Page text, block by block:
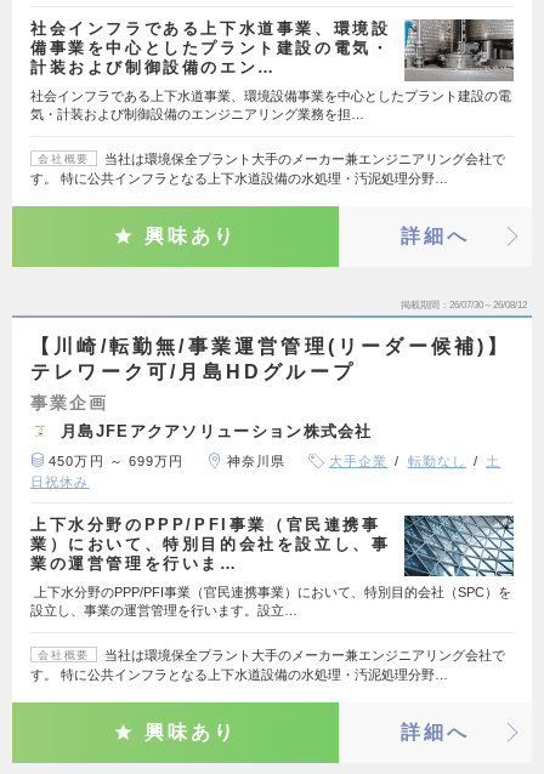
社会インフラである上下水道事業、環境設
備事業を中心としたプラント建設の電気・
計装および制御設備のエン…
社会インフラである上下水道事業、環境設備事業を中心としたプラント建設の電
気・計装および制御設備のエンジニアリング業務を担…
会社概要
当社は環境保全プラント大手のメーカー兼エンジニアリング会社で
す。 特に公共インフラとなる上下水道設備の水処理・汚泥処理分野…
興味あり 詳細へ
掲載期間 26/07/30～26/08/12
【川崎/転勤無/事業運営管理(リーダー候補)】
テレワーク可/月島HDグループ
事業企画
月島JFEアクアソリューション株式会社
450万円 ～ 699万円 神奈川県 大手企業 転勤なし
土
日祝休み
上下水分野のPPP/PFI事業（官民連携事
業）において、特別目的会社を設立し、事
業の運営管理を行いま…
上下水分野のPPP/PFI事業（官民連携事業）において、特別目的会社（SPC）を
設立し、事業の運営管理を行います。設立…
会社概要
当社は環境保全プラント大手のメーカー兼エンジニアリング会社で
す。 特に公共インフラとなる上下水道設備の水処理・汚泥処理分野…
興味あり 詳細へ